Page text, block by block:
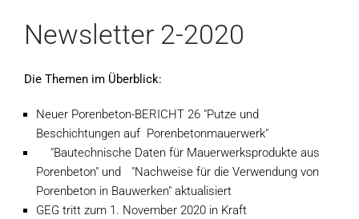
Newsletter 2-2020
Die Themen im Überblick:
Neuer Porenbeton-BERICHT 26 "Putze und
Beschichtungen auf Porenbetonmauerwerk"
"Bautechnische Daten für Mauerwerksprodukte aus
Porenbeton" und "Nachweise für die Verwendung von
Porenbeton in Bauwerken" aktualisiert
GEG tritt zum 1. November 2020 in Kraft